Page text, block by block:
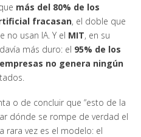
más del 80% de los
fracasan, el doble que
no usan IA. Y el MIT, en su
más duro: el 95% de los
no genera ningún
o de concluir que “esto de la
dónde se rompe de verdad el
rara vez es el modelo: el